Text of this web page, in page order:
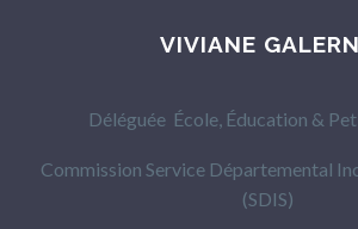
VIVIANE
Déléguée École, Éducation &
Commission Service Départemental
(SDIS)